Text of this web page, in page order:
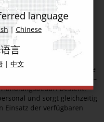
wenigen gezielten
für einen stabilen
Einsatz, macht WORKS
sichtbar und
Die Hinweise
der betroffenen Maschine –
besteht.
und sorgt gleichzeitig
Einsatz der verfügbaren
language
| Chinese
言
| 中文